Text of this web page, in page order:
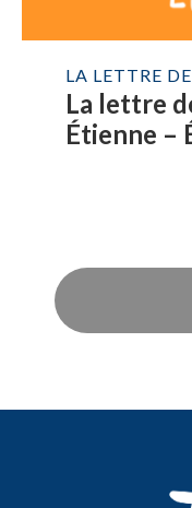
LA LETTRE
La lettre
Étienne –